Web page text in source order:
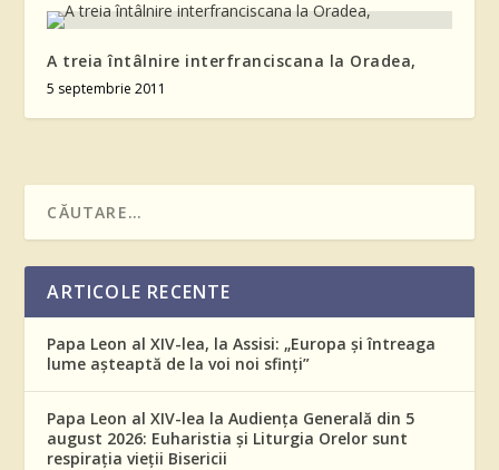
A treia întâlnire interfranciscana la Oradea,
5 septembrie 2011
ARTICOLE RECENTE
Papa Leon al XIV-lea, la Assisi: „Europa și întreaga
lume așteaptă de la voi noi sfinți”
Papa Leon al XIV-lea la Audiența Generală din 5
august 2026: Euharistia și Liturgia Orelor sunt
respirația vieții Bisericii